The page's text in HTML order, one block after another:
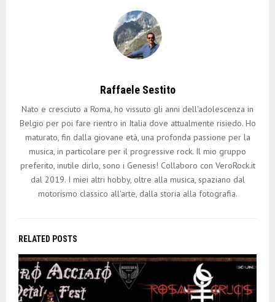
Raffaele Sestito
Nato e cresciuto a Roma, ho vissuto gli anni dell'adolescenza in
Belgio per poi fare rientro in Italia dove attualmente risiedo. Ho
maturato, fin dalla giovane età, una profonda passione per la
musica, in particolare per il progressive rock. Il mio gruppo
preferito, inutile dirlo, sono i Genesis! Collaboro con VeroRock.it
dal 2019. I miei altri hobby, oltre alla musica, spaziano dal
motorismo classico all'arte, dalla storia alla fotografia.
RELATED POSTS